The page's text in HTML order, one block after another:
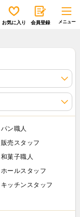
お気に入り 会員登録
パン職人
販売スタッフ
和菓子職人
ホールスタッフ
キッチンスタッフ